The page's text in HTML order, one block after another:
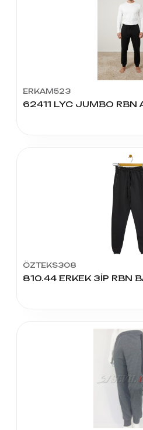
ERKAM523
62411 LYC JUMBO RBN
ÖZTEKS308